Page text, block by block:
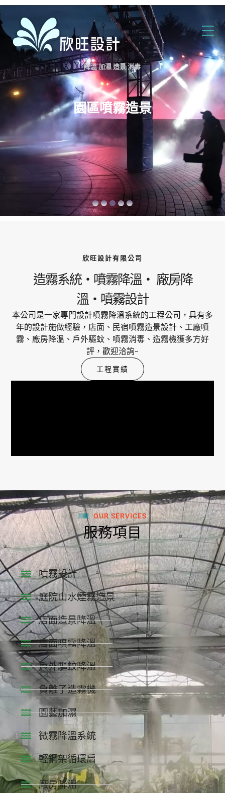
欣旺設計有限公司
造霧系統・噴霧降溫・ 廠房降
溫・噴霧設計
本公司是一家專門設計噴霧降溫系統的工程公司，具有多
年的設計施做經驗，店面、民宿噴霧造景設計、工廠噴
霧、廠房降溫、戶外驅蚊、噴霧消毒、造霧機獲多方好
評，歡迎洽詢~
工程實績
OUR SERVICES
服務項目
噴霧設計
庭院山水煙霧造景
店面造景降溫
店面噴霧降溫
戶外驅蚊降溫
負離子造霧機
園藝加濕
微霧降溫系統
輕鋼架循環扇
廠房降溫